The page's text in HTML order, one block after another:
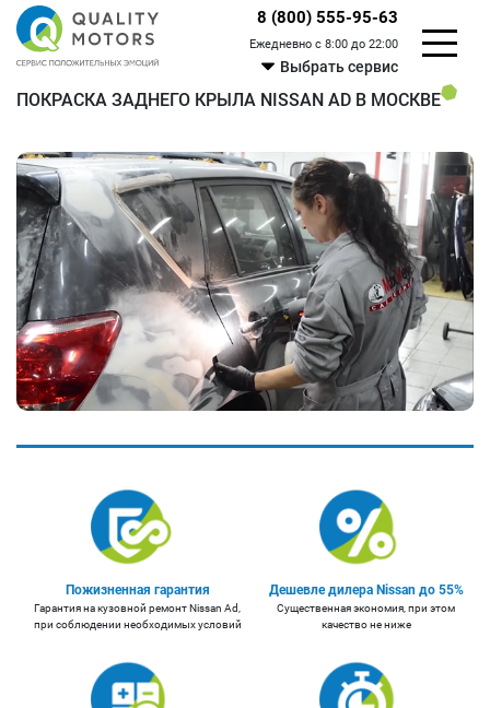
8 (800) 555-95-63
Ежедневно с 8:00 до 22:00
Выбрать сервис
ПОКРАСКА ЗАДНЕГО КРЫЛА NISSAN AD В МОСКВЕ
Пожизненная гарантия
Гарантия на кузовной ремонт Nissan Ad,
при соблюдении необходимых условий
Дешевле дилера Nissan до 55%
Существенная экономия, при этом
качество не ниже